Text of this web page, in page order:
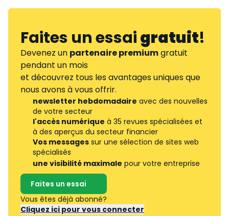
Faites un essaigratuit!
Devenez un partenaire premiumgratuit
pendant un mois
et découvrez tous les avantages uniques que
nous avons à vous offrir.
newsletter hebdomadaire avec des nouvelles
de votre secteur
l'accès numérique à 35 revues spécialisées et
à des aperçus du secteur financier
Vos messages sur une sélection de sites web
spécialisés
une visibilité maximale pour votre entreprise
Faites un essai
Vous êtes déjà abonné?
Cliquez ici pour vous connecter